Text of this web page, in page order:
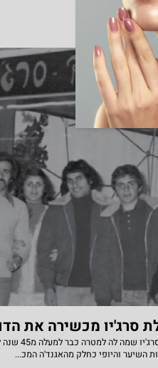
סרג'יו מכשירה את
מכללת
השיער והיופי כחלק מהאגנד'ה המכ...